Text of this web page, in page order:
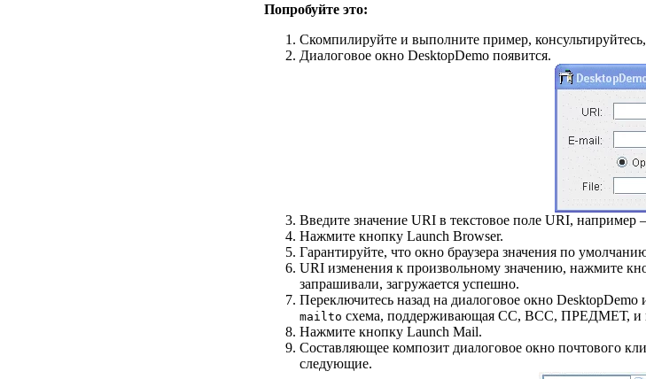
Попробуйте это:
Скомпилируйте и выполните пример, консультируйтесь,
Диалоговое окно DesktopDemo появится.
Введите значение URI в текстовое поле URI, например –
Нажмите кнопку Launch Browser.
Гарантируйте, что окно браузера значения по
URI изменения к произвольному значению, нажмите
запрашивали, загружается успешно.
Переключитесь назад на диалоговое окно
mailto схема, поддерживающая CC, BCC, ПРЕДМЕТ, и
Нажмите кнопку Launch Mail.
Составляющее композит диалоговое окно почтового
следующие.